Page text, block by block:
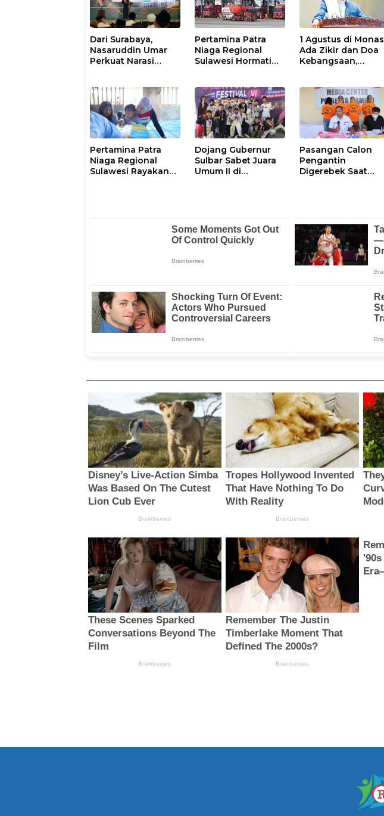
Dari Surabaya,
Nasaruddin Umar
Perkuat Narasi
Umat
Pertamina Patra
Niaga Regional
Sulawesi Hormati
Operasional di
Polman
1 Agustus di Monas
Ada Zikir dan Doa
Kebangsaan,
Pertamina Patra
Niaga Regional
Sulawesi Rayakan
Dojang Gubernur
Sulbar Sabet Juara
Umum II di
Pasangan Calon
Pengantin
Digerebek Saat